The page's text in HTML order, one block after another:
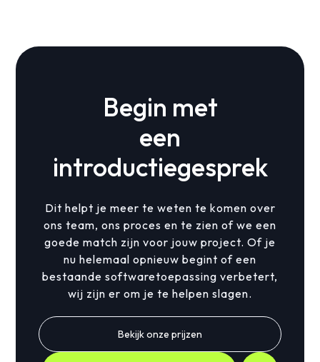
Begin met
een
introductiegesprek
Dit helpt je meer te weten te komen over
ons team, ons proces en te zien of we een
goede match zijn voor jouw project. Of je
nu helemaal opnieuw begint of een
bestaande softwaretoepassing verbetert,
wij zijn er om je te helpen slagen.
Bekijk onze prijzen